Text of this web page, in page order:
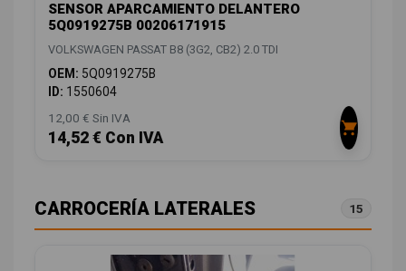
SENSOR APARCAMIENTO DELANTERO
5Q0919275B 00206171915
VOLKSWAGEN PASSAT B8 (3G2, CB2) 2.0 TDI
OEM: 5Q0919275B
ID: 1550604
12,00 € Sin IVA
14,52 € Con IVA
CARROCERÍA LATERALES 15